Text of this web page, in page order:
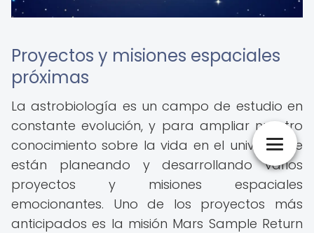
Proyectos y misiones espaciales
próximas
La astrobiología es un campo de estudio en
constante evolución, y para ampliar nuestro
conocimiento sobre la vida en el universo, se
están planeando y desarrollando varios
proyectos y misiones espaciales
emocionantes. Uno de los proyectos más
anticipados es la misión Mars Sample Return